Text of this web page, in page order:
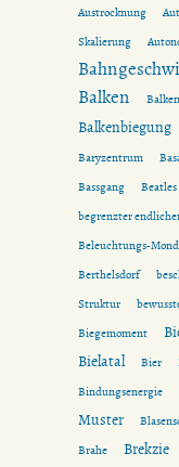
Austrocknung
Skalierung
Balken
Balkenbiegung
Baryzentrum
Bassgang
Beatles
begrenzter
Beleuchtungs-
Berthelsdorf
Struktur
Biegemoment
Bielatal
Bier
Bindungsenergie
Muster
Brahe
Brekzie